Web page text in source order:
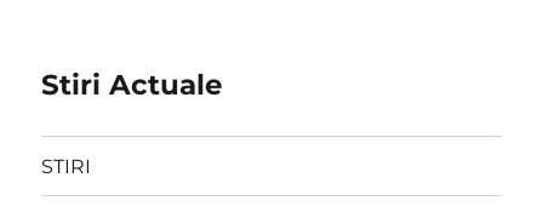
Stiri Actuale
STIRI